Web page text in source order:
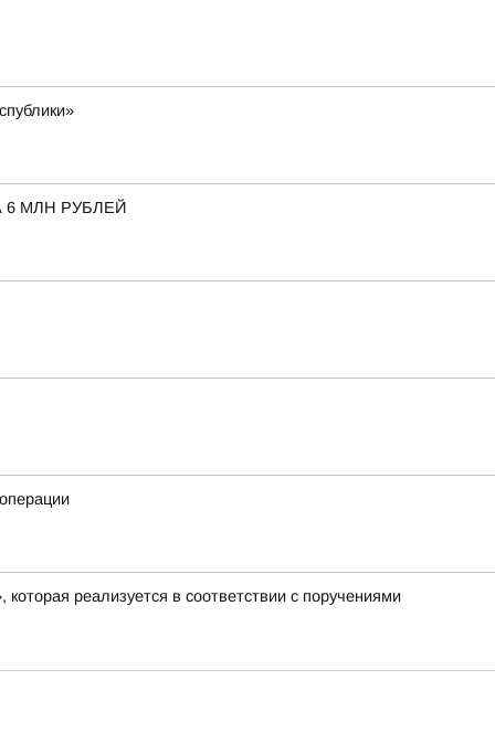
6 МЛН РУБЛЕЙ
реализуется в соответствии с поручениями